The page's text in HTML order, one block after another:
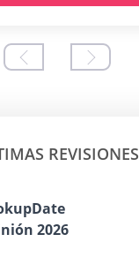
REVISIONES
2026